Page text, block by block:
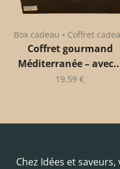
Box cadeau • Coffret
Coffret gourmand
Méditerranée –
19,59 €
Chez Idées et